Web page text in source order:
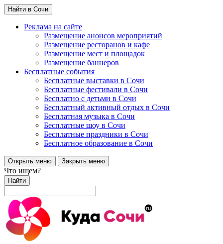
Найти в Сочи
Реклама на сайте
Размещение анонсов мероприятий
Размещение ресторанов и кафе
Размещение мест и площадок
Размещение баннеров
Бесплатные события
Бесплатные выставки в Сочи
Бесплатные фестивали в Сочи
Бесплатно с детьми в Сочи
Бесплатный активный отдых в Сочи
Бесплатная музыка в Сочи
Бесплатные шоу в Сочи
Бесплатные праздники в Сочи
Бесплатное образование в Сочи
Открыть меню Закрыть меню
Что ищем?
Найти